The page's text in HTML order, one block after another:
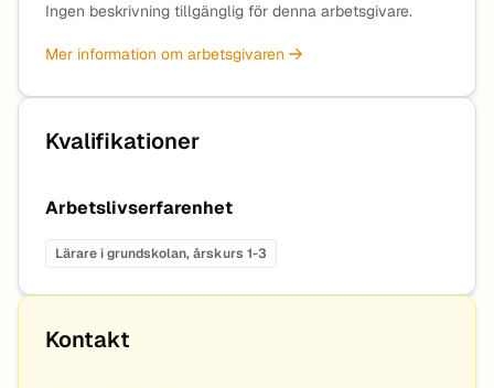
Ingen beskrivning tillgänglig för denna arbetsgivare.
Mer information om arbetsgivaren
Kvalifikationer
Arbetslivserfarenhet
Lärare i grundskolan, årskurs 1-3
Kontakt